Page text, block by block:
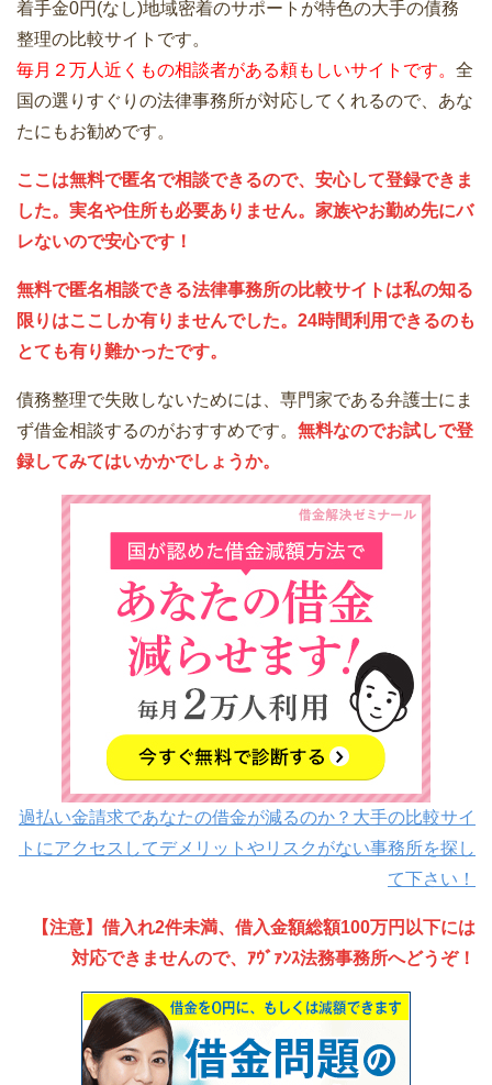
着手金0円(なし)地域密着のサポートが特色の大手の債務
整理の比較サイトです。
毎月２万人近くもの相談者がある頼もしいサイトです。 全
国の選りすぐりの法律事務所が対応してくれるので、あな
たにもお勧めです。
ここは無料で匿名で相談できるので、安心して登録できま
した。実名や住所も必要ありません。家族やお勤め先にバ
レないので安心です！
無料で匿名相談できる法律事務所の比較サイトは私の知る
限りはここしか有りませんでした。24時間利用できるのも
とても有り難かったです。
債務整理で失敗しないためには、専門家である弁護士にま
ず借金相談するのがおすすめです。 無料なのでお試しで登
録してみてはいかかでしょうか。
過払い金請求であなたの借金が減るのか？大手の比較サイ
トにアクセスしてデメリットやリスクがない事務所を探し
て下さい！
【注意】借入れ2件未満、借入金額総額100万円以下には
対応できませんので、ｱｳﾞｧﾝｽ法務事務所へどうぞ！